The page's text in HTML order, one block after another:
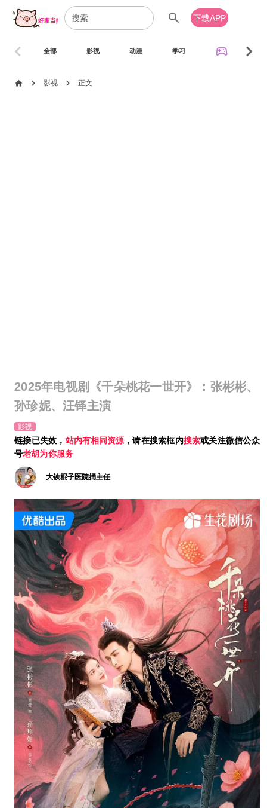
search 下载APP
全部 影视 动漫 学习 sports_esports
chevron_left chevron_right
home chevron_right 影视 chevron_right 正文
2025年电视剧《千朵桃花一世开》：张彬彬、
孙珍妮、汪铎主演
影视
链接已失效， 站内有相同资源 ，请在搜索框内搜索或关注微信公众
号老胡为你服务
大铁棍子医院捅主任